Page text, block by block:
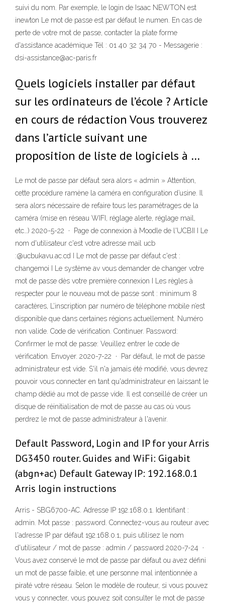
suivi du nom. Par exemple, le login de Isaac NEWTON est
inewton Le mot de passe est par défaut le numen. En cas de
perte de votre mot de passe, contacter la plate forme
d'assistance académique Tél : 01 40 32 34 70 - Messagerie :
dsi-assistance@ac-paris.fr
Quels logiciels installer par défaut
sur les ordinateurs de l’école ? Article
en cours de rédaction Vous trouverez
dans l’article suivant une
proposition de liste de logiciels à …
Le mot de passe par défaut sera alors « admin » Attention,
cette procédure ramène la caméra en configuration d’usine. Il
sera alors nécessaire de refaire tous les paramétrages de la
caméra (mise en réseau WIFI, réglage alerte, réglage mail,
etc…) 2020-5-22 · Page de connexion à Moodle de l'UCBII I Le
nom d'utilisateur c'est votre adresse mail ucb
:@ucbukavu.ac.cd I Le mot de passe par défaut c'est :
changemoi I Le système av vous demander de changer votre
mot de passe dès votre première connexion I Les règles à
respecter pour le nouveau mot de passe sont : minimum 8
caractères, L’inscription par numéro de téléphone mobile n’est
disponible que dans certaines régions actuellement. Numéro
non valide. Code de vérification. Continuer. Password:
Confirmer le mot de passe: Veuillez entrer le code de
vérification. Envoyer. 2020-7-22 · Par défaut, le mot de passe
administrateur est vide. S'il n'a jamais été modifié, vous devrez
pouvoir vous connecter en tant qu'administrateur en laissant le
champ dédié au mot de passe vide. Il est conseillé de créer un
disque de réinitialisation de mot de passe au cas où vous
perdrez le mot de passe administrateur à l'avenir.
Default Password, Login and IP for your Arris
DG3450 router. Guides and WiFi: Gigabit
(abgn+ac) Default Gateway IP: 192.168.0.1
Arris login instructions
Arris - SBG6700-AC. Adresse IP 192.168.0.1. Identifiant :
admin. Mot passe : password. Connectez-vous au routeur avec
l'adresse IP par défaut 192.168.0.1, puis utilisez le nom
d'utilisateur / mot de passe : admin / password 2020-7-24 ·
Vous avez conservé le mot de passe par défaut ou avez défini
un mot de passe faible, et une personne mal intentionnée a
piraté votre réseau. Selon le modèle de routeur, si vous pouvez
vous y connecter, vous pouvez soit consulter le mot de passe